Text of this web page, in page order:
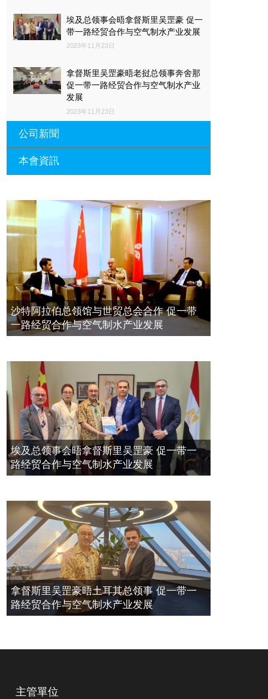
埃及总领事会晤拿督斯里吴罡豪 促一
带一路经贸合作与空气制水产业发展
2023年11月23日
拿督斯里吴罡豪晤老挝总领事奔舍那
促一带一路经贸合作与空气制水产业
发展
2023年11月23日
公司新聞
一带一路经贸合作与空气制水产业发
2023年11月23日
埃及总领事会晤拿督斯里吴罡豪 促一
带一路经贸合作与空气制水产业发展
2023年11月23日
拿督斯里吴罡豪晤土耳其总领事 促一
带一路经贸合作与空气制水产业发展
2023年11月23日
本會資訊
長瑚蒞臨 天泉鼎豐深圳總部及國際標
量波量子研究院
2021年12月10日
標量波光量子導入系統聯合國總部拿
督斯裏吳達鎔教授首發
2021年12月10日
空氣制水發明人吳達鎔出席聯合國環
境科政商管治聯盟會議
沙特阿拉伯总领馆与世贸总会合作 促一带
一路经贸合作与空气制水产业发展
埃及总领事会晤拿督斯里吴罡豪 促一带一
路经贸合作与空气制水产业发展
拿督斯里吴罡豪晤土耳其总领事 促一带一
路经贸合作与空气制水产业发展
主管單位